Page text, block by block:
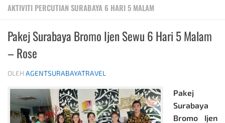
AKTIVITI PERCUTIAN SURABAYA 6 HARI 5 MALAM
Pakej Surabaya Bromo Ijen Sewu 6 Hari 5 Malam
– Rose
OLEH AGENTSURABAYATRAVEL
Pakej
Surabaya
Bromo Ijen